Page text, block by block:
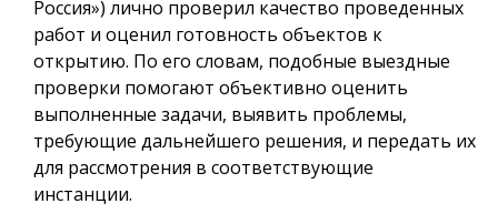
Россия») лично проверил качество проведенных
работ и оценил готовность объектов к
открытию. По его словам, подобные выездные
проверки помогают объективно оценить
выполненные задачи, выявить проблемы,
требующие дальнейшего решения, и передать их
для рассмотрения в соответствующие
инстанции.